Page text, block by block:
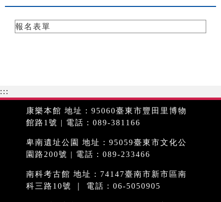
報名表單
:::
康樂本館 地址：95060臺東市豐田里博物
館路1號 | 電話：089-381166
卑南遺址公園 地址：95059臺東市文化公
園路200號 | 電話：089-233466
南科考古館 地址：74147臺南市新市區南
科三路10號 ｜ 電話：06-5050905